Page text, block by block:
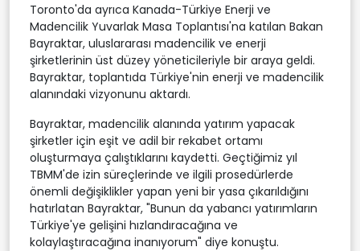
Toronto'da ayrıca Kanada-Türkiye Enerji ve
Madencilik Yuvarlak Masa Toplantısı'na katılan Bakan
Bayraktar, uluslararası madencilik ve enerji
şirketlerinin üst düzey yöneticileriyle bir araya geldi.
Bayraktar, toplantıda Türkiye'nin enerji ve madencilik
alanındaki vizyonunu aktardı.
Bayraktar, madencilik alanında yatırım yapacak
şirketler için eşit ve adil bir rekabet ortamı
oluşturmaya çalıştıklarını kaydetti. Geçtiğimiz yıl
TBMM'de izin süreçlerinde ve ilgili prosedürlerde
önemli değişiklikler yapan yeni bir yasa çıkarıldığını
hatırlatan Bayraktar, "Bunun da yabancı yatırımların
Türkiye'ye gelişini hızlandıracağına ve
kolaylaştıracağına inanıyorum" diye konuştu.